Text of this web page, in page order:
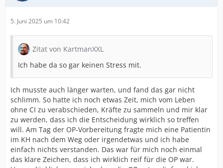
5. Juni 2025 um 10:42
Zitat von KartmanXXL
Ich habe da so gar keinen Stress mit.
Ich musste auch länger warten, und fand das gar nicht
schlimm. So hatte ich noch etwas Zeit, mich vom Leben
ohne CI zu verabschieden, Kräfte zu sammeln und mir klar
zu werden, dass ich die Entscheidung wirklich so treffen
will. Am Tag der OP-Vorbereitung fragte mich eine Patientin
im KH nach dem Weg oder irgendetwas und ich habe
einfach nichts verstanden. Das war für mich noch einmal
das klare Zeichen, dass ich wirklich reif für die OP war.